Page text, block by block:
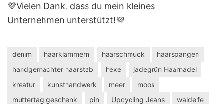
💜Vielen Dank, dass du mein kleines
Unternehmen unterstützt!💜
denim haarklammern haarschmuck
haarspangen
handgemachter haarstab
hexe
jadegrün Haarnadel
kreatur
kunsthandwerk meer
moos
muttertag geschenk
pin Upcycling Jeans
waldelfe